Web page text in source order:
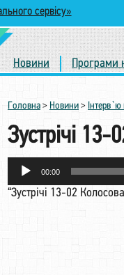
сервісу»
Новини Програми
Головна > Новини > Інтерв`ю
Зустрічі
Аудіопрогравач
00:00
“Зустрічі 13-02